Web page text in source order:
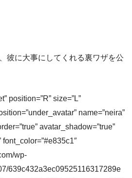
彼に大事にしてくれる裏ワザを公
position=”R” size=”L”
name=”neira”
avatar_shadow=”true”
font_color=”#e835c1″
wp-
639c432a3ec09525116317289e